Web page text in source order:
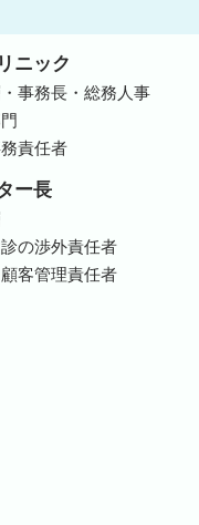
ニック
務長・総務人事
責任者
ー長
渉外責任者
管理責任者